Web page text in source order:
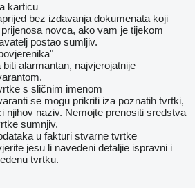
karticu
bez izdavanja dokumenata koji
novca, ako vam je tijekom
postao sumljiv.
alarmantan, najvjerojatnije
s sličnim imenom
se mogu prikriti iza poznatih tvrtki,
njihov naziv. Nemojte prenositi sredstva
sumnjiv.
u fakturi stvarne tvrtke
jesu li navedeni detaljie ispravni i
tvrtku.